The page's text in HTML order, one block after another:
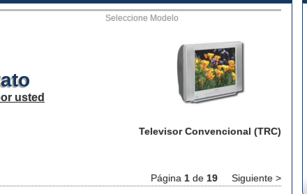
Seleccione Modelo
Televisor Convencional (TRC)
usted
Página 1 de 19 Siguiente >